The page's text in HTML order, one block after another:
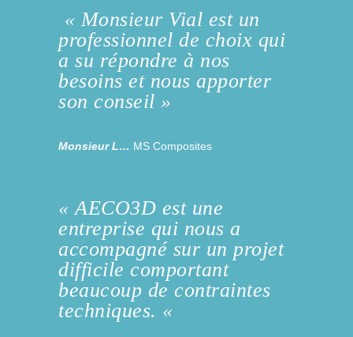
« Monsieur Vial est un
professionnel de choix qui
a su répondre à nos
besoins et nous apporter
son conseil »
Monsieur L… MS Composites
« AECO3D est une
entreprise qui nous a
accompagné sur un projet
difficile comportant
beaucoup de contraintes
techniques. «